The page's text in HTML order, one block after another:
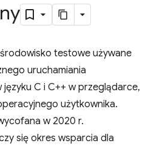
testowe używane
uruchamiania
C i C++ w przeglądarce,
użytkownika.
w 2020 r.
się okres wsparcia dla